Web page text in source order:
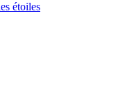
étoiles